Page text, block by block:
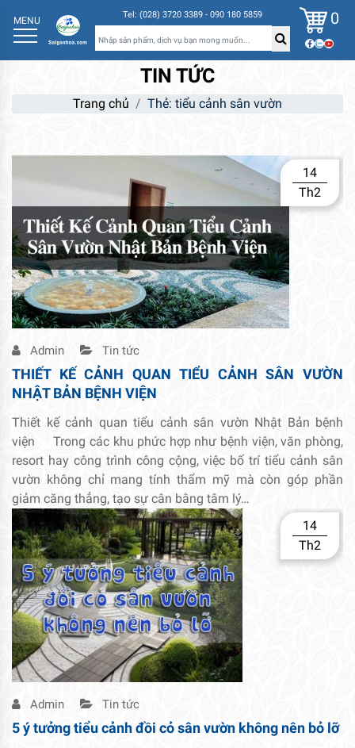
MENU Tel: (028) 3720 3389 - 090 180 5859 0
TIN TỨC
Trang chủ Thẻ: tiểu cảnh sân vườn
14
Th2
Admin Tin tức
THIẾT KẾ CẢNH QUAN TIỂU CẢNH SÂN VƯỜN
NHẬT BẢN BỆNH VIỆN
Thiết kế cảnh quan tiểu cảnh sân vườn Nhật Bản bệnh
viện Trong các khu phức hợp như bệnh viện, văn phòng,
resort hay công trình công cộng, việc bố trí tiểu cảnh sân
vườn không chỉ mang tính thẩm mỹ mà còn góp phần
giảm căng thẳng, tạo sự cân bằng tâm lý…
14
Th2
Admin Tin tức
5 ý tưởng tiểu cảnh đồi cỏ sân vườn không nên bỏ lỡ